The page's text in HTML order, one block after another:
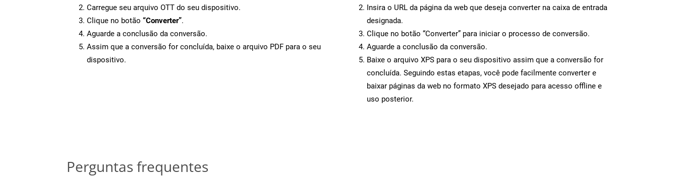
Carregue seu arquivo OTT do seu dispositivo.
Clique no botão “Converter”.
Aguarde a conclusão da conversão.
Assim que a conversão for concluída, baixe o arquivo PDF para o seu
dispositivo.
Insira o URL da página da web que deseja converter na caixa de entrada
designada.
Clique no botão “Converter” para iniciar o processo de conversão.
Aguarde a conclusão da conversão.
Baixe o arquivo XPS para o seu dispositivo assim que a conversão for
concluída. Seguindo estas etapas, você pode facilmente converter e
baixar páginas da web no formato XPS desejado para acesso offline e
uso posterior.
Perguntas frequentes